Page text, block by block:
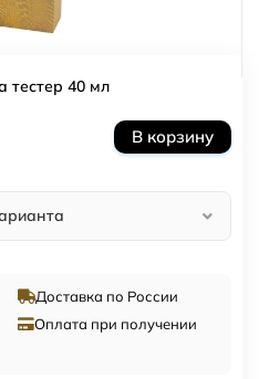
40 мл
В корзину
Доставка по России
Оплата при получении